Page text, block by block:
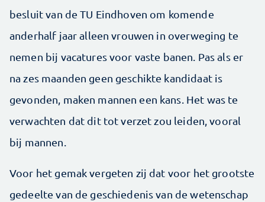
besluit van de TU Eindhoven om komende
anderhalf jaar alleen vrouwen in over­weging te
nemen bij vacatures voor vaste banen. Pas als er
na zes maanden geen geschikte kandidaat is
gevonden, maken mannen een kans. Het was te
verwachten dat dit tot verzet zou leiden, vooral
bij mannen.
Voor het gemak vergeten zij dat voor het grootste
gedeelte van de geschiedenis van de wetenschap